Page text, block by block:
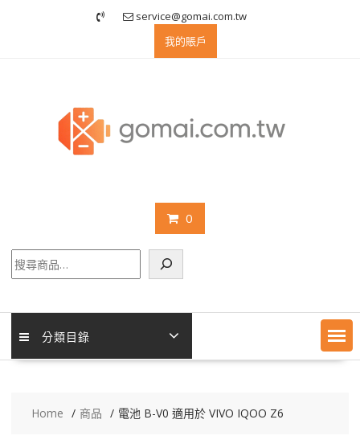
service@gomai.com.tw
我的賬戶
0
尋
分類目錄
Home 商品 電池 B-V0 適用於 VIVO IQOO Z6